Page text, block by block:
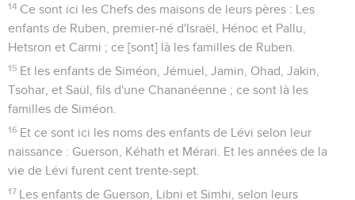
14 Ce sont ici les Chefs des maisons de leurs pères : Les
enfants de Ruben, premier-né d'Israël, Hénoc et Pallu,
Hetsron et Carmi ; ce [sont] là les familles de Ruben.
15 Et les enfants de Siméon, Jémuel, Jamin, Ohad, Jakin,
Tsohar, et Saül, fils d'une Chananéenne ; ce sont là les
familles de Siméon.
16 Et ce sont ici les noms des enfants de Lévi selon leur
naissance : Guerson, Kéhath et Mérari. Et les années de la
vie de Lévi furent cent trente-sept.
17 Les enfants de Guerson, Libni et Simhi, selon leurs